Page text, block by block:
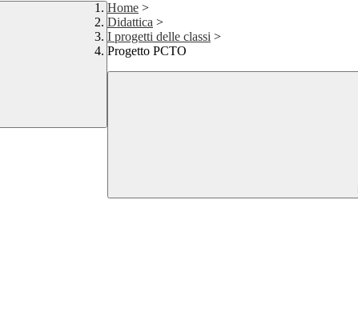
Home >
Didattica >
I progetti delle classi >
Progetto PCTO